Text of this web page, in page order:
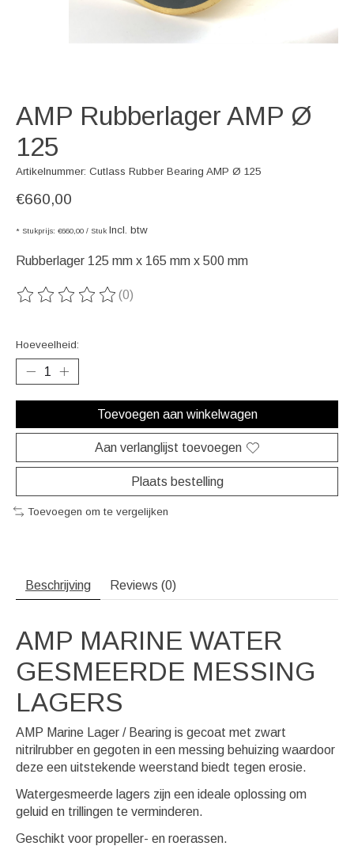
AMP Rubberlager AMP Ø
125
Artikelnummer: Cutlass Rubber Bearing AMP Ø 125
€660,00
* Stukprijs: €660,00 / Stuk Incl. btw
Rubberlager 125 mm x 165 mm x 500 mm
De beoordeling van dit product is
(0)
Hoeveelheid:
Toevoegen aan winkelwagen
Aan verlanglijst toevoegen
Plaats bestelling
Toevoegen om te vergelijken
Beschrijving Reviews (0)
AMP MARINE WATER
GESMEERDE MESSING
LAGERS
AMP Marine Lager / Bearing is gecoat met zwart
nitrilrubber en gegoten in een messing behuizing waardoor
deze een uitstekende weerstand biedt tegen erosie.
Watergesmeerde lagers zijn een ideale oplossing om
geluid en trillingen te verminderen.
Geschikt voor propeller- en roerassen.